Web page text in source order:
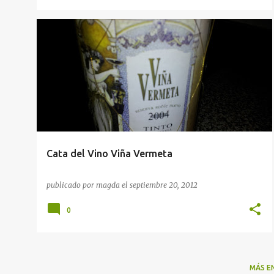
Cata del Vino Viña Vermeta
publicado por magda el septiembre 20, 2012
CATA DE VINOS VINOS DE ALICANTE
0
MÁS